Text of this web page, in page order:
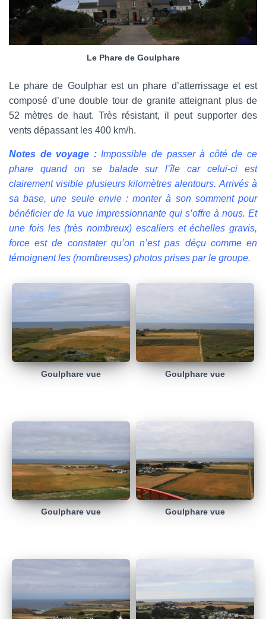
Le Phare de Goulphare
Le phare de Goulphar est un phare d’atterrissage et est
composé d’une double tour de granite atteignant plus de
52 mètres de haut. Très résistant, il peut supporter des
vents dépassant les 400 km/h.
Notes de voyage : Impossible de passer à côté de ce
phare quand on se balade sur l’île car celui-ci est
clairement visible plusieurs kilomètres alentours. Arrivés à
sa base, une seule envie : monter à son somment pour
bénéficier de la vue impressionnante qui s’offre à nous. Et
une fois les (très nombreux) escaliers et échelles gravis,
force est de constater qu’on n’est pas déçu comme en
témoignent les (nombreuses) photos prises par le groupe.
Goulphare vue Goulphare vue
Goulphare vue Goulphare vue